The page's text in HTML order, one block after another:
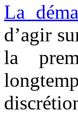
La
d’agir
la